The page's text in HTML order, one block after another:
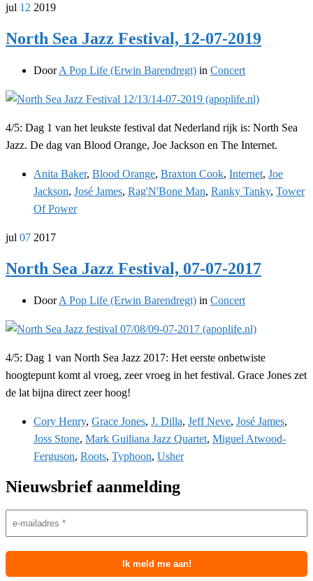
jul 12 2019
North Sea Jazz Festival, 12-07-2019
DoorA Pop Life (Erwin Barendregt) in Concert
4/5: Dag 1 van het leukste festival dat Nederland rijk is: North Sea
Jazz. De dag van Blood Orange, Joe Jackson en The Internet.
Anita Baker, Blood Orange, Braxton Cook, Internet, Joe
Jackson, José James, Rag'N'Bone Man, Ranky Tanky, Tower
Of Power
jul 07 2017
North Sea Jazz Festival, 07-07-2017
DoorA Pop Life (Erwin Barendregt) in Concert
4/5: Dag 1 van North Sea Jazz 2017: Het eerste onbetwiste
hoogtepunt komt al vroeg, zeer vroeg in het festival. Grace Jones zet
de lat bijna direct zeer hoog!
Cory Henry, Grace Jones, J. Dilla, Jeff Neve, José James,
Joss Stone, Mark Guiliana Jazz Quartet, Miguel Atwood-
Ferguson, Roots, Typhoon, Usher
Nieuwsbrief aanmelding